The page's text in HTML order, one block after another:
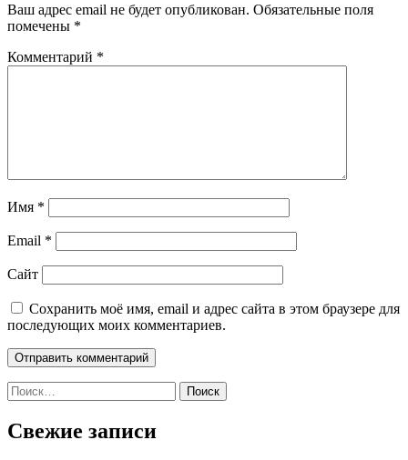
Ваш адрес email не будет опубликован. Обязательные поля
помечены *
Комментарий *
Имя *
Email *
Сайт
Сохранить моё имя, email и адрес сайта в этом браузере для
последующих моих комментариев.
Найти:
Свежие записи